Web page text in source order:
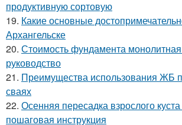
продуктивную сортовую
19. Какие основные
Архангельске
20. Стоимость фундамента
руководство
21. Преимущества использования ЖБ
сваях
22. Осенняя пересадка взрослого
пошаговая инструкция